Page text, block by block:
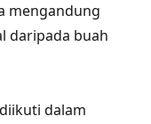
mengandung
daripada buah
dalam